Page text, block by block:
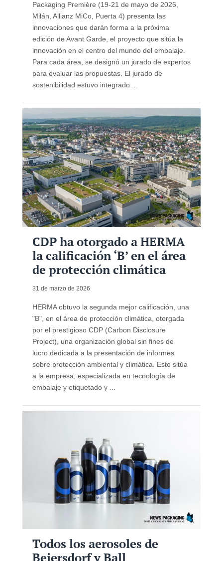
Packaging Première (19-21 de mayo de 2026,
Milán, Allianz MiCo, Puerta 4) presenta las
innovaciones que darán forma a la próxima
edición de Avant Garde, el proyecto que sitúa la
innovación en el centro del mundo del embalaje.
Para cada área, se designó un jurado de expertos
para evaluar las propuestas. El jurado de
sostenibilidad estuvo integrado ...
CDP ha otorgado a HERMA
la calificación ‘B’ en el área
de protección climática
31 de marzo de 2026
HERMA obtuvo la segunda mejor calificación, una
"B", en el área de protección climática, otorgada
por el prestigioso CDP (Carbon Disclosure
Project), una organización global sin fines de
lucro dedicada a la presentación de informes
sobre protección ambiental y climática. Esto sitúa
a la empresa, especializada en tecnología de
embalaje y etiquetado y ...
Todos los aerosoles de
Beiersdorf y Ball